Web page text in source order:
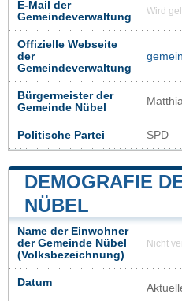
E-Mail der
Gemeindeverwaltung
Wird
Offizielle Webseite
der
Gemeindeverwaltung
Bürgermeister der
Gemeinde Nübel
Politische Partei SPD
DEMOGRAFIE
NÜBEL
Name der Einwohner
der Gemeinde Nübel
(Volksbezeichnung)
Nicht
Datum